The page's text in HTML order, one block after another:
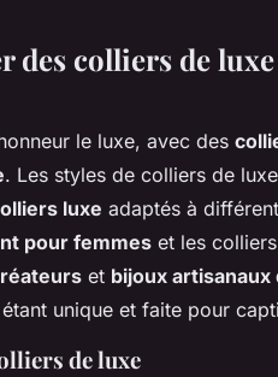
des colliers de luxe
le luxe, avec des
. Les styles de colliers de
luxe adaptés à
pour femmes et les
et bijoux artisanaux
unique et faite pour
de luxe